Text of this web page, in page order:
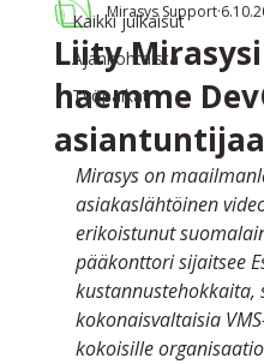
Kaikki julkaisut
Ajankohtaista
Työpaikat
Liity
haemme
Mirasys Support
Mirasys on
asiakaslähtöinen
erikoistunut
pääkonttori sijaitsee
kustannustehokkaita,
kokonaisvaltaisia
kokoisille